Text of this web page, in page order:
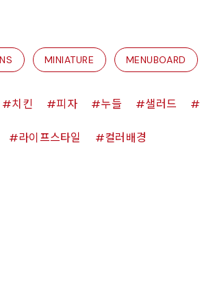
MINIATURE MENUBOARD
치킨 피자 누들 샐러드
라이프스타일 컬러배경